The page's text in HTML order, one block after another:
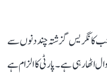
جب کانگریس گزشتہ چند دنوں سے
اٹھا رہی ہے۔ پارٹی کا الزام ہے